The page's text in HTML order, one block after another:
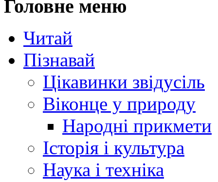
Головне меню
Читай
Пізнавай
Цікавинки звідусіль
Віконце у природу
Народні прикмети
Історія і культура
Наука і техніка